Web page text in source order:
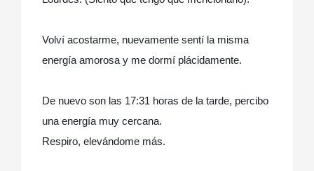
Volví acostarme, nuevamente sentí la misma
energía amorosa y me dormí plácidamente.
De nuevo son las 17:31 horas de la tarde, percibo
una energía muy cercana.
Respiro, elevándome más.